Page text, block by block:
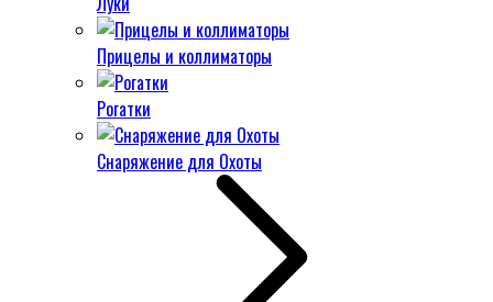
Прицелы и коллиматоры
Рогатки
Снаряжение для Охоты